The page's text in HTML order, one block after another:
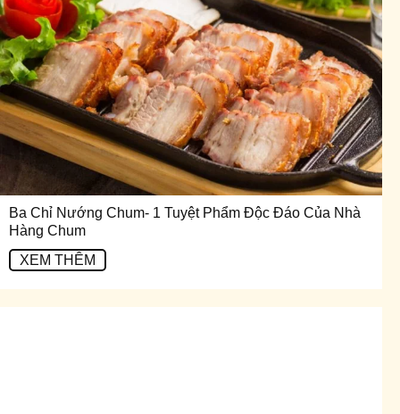
Ba Chỉ Nướng Chum- 1 Tuyệt Phẩm Độc Đáo Của Nhà
Hàng Chum
XEM THÊM